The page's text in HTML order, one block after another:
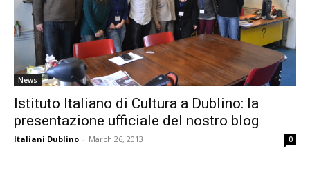
News
Istituto Italiano di Cultura a Dublino: la
presentazione ufficiale del nostro blog
Italiani Dublino - March 26, 2013 0